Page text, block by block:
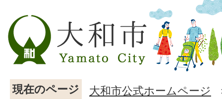
現在のページ 大和市公式ホームページ